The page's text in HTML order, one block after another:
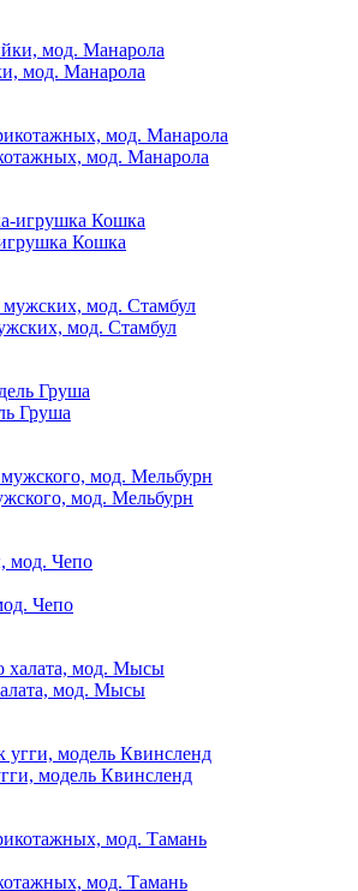
мод. Манарола
мод. Манарола
Кошка
мод. Стамбул
Груша
мод. Мельбурн
Чепо
мод. Мысы
модель Квинсленд
мод. Тамань